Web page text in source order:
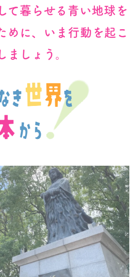
て暮らせる青い地球を
めに、いま行動を起こ
ましょう。